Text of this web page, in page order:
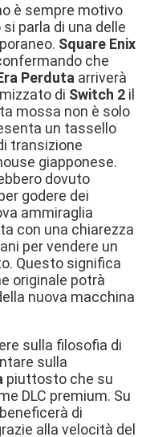
è sempre motivo
parla di una delle
Square Enix
che
Perduta arriverà
di Switch 2 il
mossa non è solo
un tassello
transizione
giapponese.
dovuto
godere dei
ammiraglia
con una chiarezza
per vendere un
Questo significa
originale potrà
nuova macchina
sulla filosofia di
sulla
piuttosto che su
DLC premium. Su
di
alla velocità del